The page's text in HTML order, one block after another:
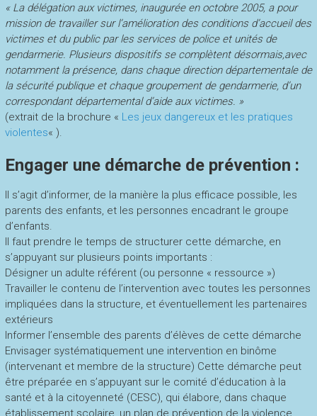
« La délégation aux victimes, inaugurée en octobre 2005, a pour
mission de travailler sur l’amélioration des conditions d’accueil des
victimes et du public par les services de police et unités de
gendarmerie. Plusieurs dispositifs se complètent désormais,avec
notamment la présence, dans chaque direction départementale de
la sécurité publique et chaque groupement de gendarmerie, d’un
correspondant départemental d’aide aux victimes. »
(extrait de la brochure « Les jeux dangereux et les pratiques
violentes« ).
Engager une démarche de prévention :
Il s’agit d’informer, de la manière la plus efficace possible, les
parents des enfants, et les personnes encadrant le groupe
d’enfants.
Il faut prendre le temps de structurer cette démarche, en
s’appuyant sur plusieurs points importants :
Désigner un adulte référent (ou personne « ressource »)
Travailler le contenu de l’intervention avec toutes les personnes
impliquées dans la structure, et éventuellement les partenaires
extérieurs
Informer l’ensemble des parents d’élèves de cette démarche
Envisager systématiquement une intervention en binôme
(intervenant et membre de la structure) Cette démarche peut
être préparée en s’appuyant sur le comité d’éducation à la
santé et à la citoyenneté (CESC), qui élabore, dans chaque
établissement scolaire, un plan de prévention de la violence.